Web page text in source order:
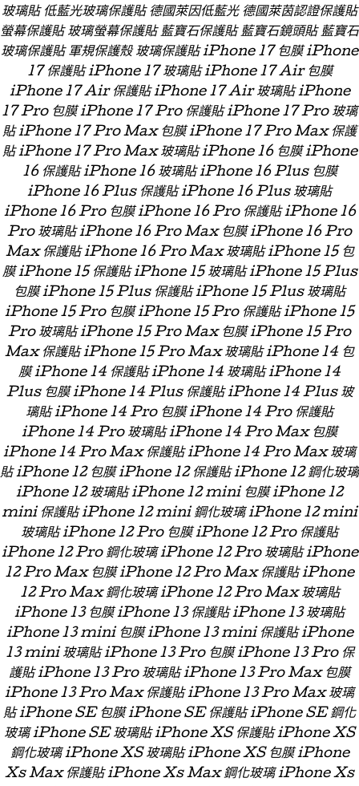
玻璃貼 低藍光玻璃保護貼 德國萊因低藍光 德國萊茵認證保護貼
螢幕保護貼 玻璃螢幕保護貼 藍寶石保護貼 藍寶石鏡頭貼 藍寶石
玻璃保護貼 軍規保護殼 玻璃保護貼 iPhone 17 包膜 iPhone
17 保護貼 iPhone 17 玻璃貼 iPhone 17 Air 包膜
iPhone 17 Air 保護貼 iPhone 17 Air 玻璃貼 iPhone
17 Pro 包膜 iPhone 17 Pro 保護貼 iPhone 17 Pro 玻璃
貼 iPhone 17 Pro Max 包膜 iPhone 17 Pro Max 保護
貼 iPhone 17 Pro Max 玻璃貼 iPhone 16 包膜 iPhone
16 保護貼 iPhone 16 玻璃貼 iPhone 16 Plus 包膜
iPhone 16 Plus 保護貼 iPhone 16 Plus 玻璃貼
iPhone 16 Pro 包膜 iPhone 16 Pro 保護貼 iPhone 16
Pro 玻璃貼 iPhone 16 Pro Max 包膜 iPhone 16 Pro
Max 保護貼 iPhone 16 Pro Max 玻璃貼 iPhone 15 包
膜 iPhone 15 保護貼 iPhone 15 玻璃貼 iPhone 15 Plus
包膜 iPhone 15 Plus 保護貼 iPhone 15 Plus 玻璃貼
iPhone 15 Pro 包膜 iPhone 15 Pro 保護貼 iPhone 15
Pro 玻璃貼 iPhone 15 Pro Max 包膜 iPhone 15 Pro
Max 保護貼 iPhone 15 Pro Max 玻璃貼 iPhone 14 包
膜 iPhone 14 保護貼 iPhone 14 玻璃貼 iPhone 14
Plus 包膜 iPhone 14 Plus 保護貼 iPhone 14 Plus 玻
璃貼 iPhone 14 Pro 包膜 iPhone 14 Pro 保護貼
iPhone 14 Pro 玻璃貼 iPhone 14 Pro Max 包膜
iPhone 14 Pro Max 保護貼 iPhone 14 Pro Max 玻璃
貼 iPhone 12 包膜 iPhone 12 保護貼 iPhone 12 鋼化玻璃
iPhone 12 玻璃貼 iPhone 12 mini 包膜 iPhone 12
mini 保護貼 iPhone 12 mini 鋼化玻璃 iPhone 12 mini
玻璃貼 iPhone 12 Pro 包膜 iPhone 12 Pro 保護貼
iPhone 12 Pro 鋼化玻璃 iPhone 12 Pro 玻璃貼 iPhone
12 Pro Max 包膜 iPhone 12 Pro Max 保護貼 iPhone
12 Pro Max 鋼化玻璃 iPhone 12 Pro Max 玻璃貼
iPhone 13 包膜 iPhone 13 保護貼 iPhone 13 玻璃貼
iPhone 13 mini 包膜 iPhone 13 mini 保護貼 iPhone
13 mini 玻璃貼 iPhone 13 Pro 包膜 iPhone 13 Pro 保
護貼 iPhone 13 Pro 玻璃貼 iPhone 13 Pro Max 包膜
iPhone 13 Pro Max 保護貼 iPhone 13 Pro Max 玻璃
貼 iPhone SE 包膜 iPhone SE 保護貼 iPhone SE 鋼化
玻璃 iPhone SE 玻璃貼 iPhone XS 保護貼 iPhone XS
鋼化玻璃 iPhone XS 玻璃貼 iPhone XS 包膜 iPhone
Xs Max 保護貼 iPhone Xs Max 鋼化玻璃 iPhone Xs